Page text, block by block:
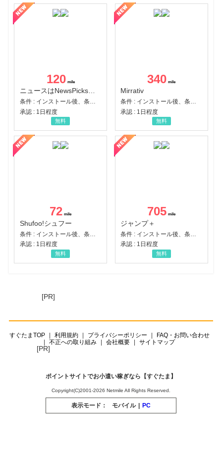
120
ニュースはNewsPicks｜経済ニュース・就活・ビジネス
条件 : インストール後、条件達成
承認 : 1日程度
無料
340
Mirrativ
条件 : インストール後、条件達成
承認 : 1日程度
無料
72
Shufoo!シュフー
承認 : 1日程度
無料
705
ジャンプ＋
承認 : 1日程度
無料
[PR]
すぐたまTOP 利用規約 プライバシーポリシー
FAQ・お問い合わせ
不正への取り組み
会社概要 サイトマップ
[PR]
ポイントサイトでお小遣い稼ぎなら【すぐたま】
Copyright(C)2001-2026 Netmile All Rights Reserved.
表示モード： モバイル | PC